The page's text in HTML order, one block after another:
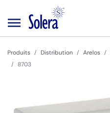
Produits Distribution Arelos
8703